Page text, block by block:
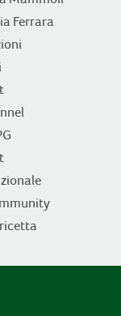
Ferrara